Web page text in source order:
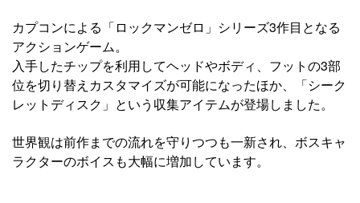
カプコンによる「ロックマンゼロ」シリーズ3作目となる
アクションゲーム。
入手したチップを利用してヘッドやボディ、フットの3部
位を切り替えカスタマイズが可能になったほか、「シーク
レットディスク」という収集アイテムが登場しました。
世界観は前作までの流れを守りつつも一新され、ボスキャ
ラクターのボイスも大幅に増加しています。